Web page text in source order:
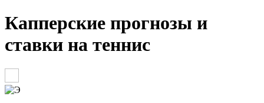
Капперские прогнозы и
ставки на теннис